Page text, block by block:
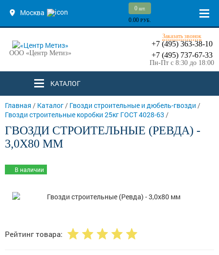
Москва 0 шт.
0.00 РУБ.
ООО «Центр Метиз»
Заказать звонок
+7 (495) 363-38-10
+7 (495) 737-67-33
Пн-Пт с 8:30 до 18:00
КАТАЛОГ
Главная / Каталог/ Гвозди строительные и дюбель-гвозди /
Гвозди строительные коробки 25кг ГОСТ 4028-63 /
ГВОЗДИ СТРОИТЕЛЬНЫЕ (РЕВДА) -
3,0Х80 ММ
В наличии
Рейтинг товара: